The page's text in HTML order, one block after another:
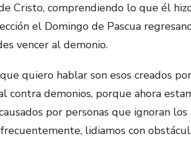
Cristo, comprendiendo lo que él
el Domingo de Pascua
vencer al demonio.
quiero hablar son esos creados
demonios, porque ahora
por personas que ignoran
lidiamos con